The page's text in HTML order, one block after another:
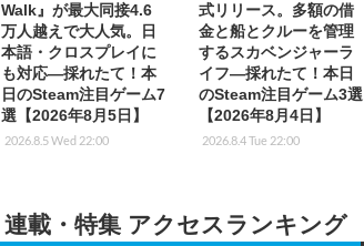
Walk』が最大同接4.6
万人越えで大人気。日
本語・クロスプレイに
も対応―採れたて！本
日のSteam注目ゲーム7
選【2026年8月5日】
2026.8.5 Wed 22:00
式リリース。多額の借
金と船とクルーを管理
するスカベンジャーラ
イフ―採れたて！本日
のSteam注目ゲーム3選
【2026年8月4日】
2026.8.4 Tue 22:00
連載・特集 アクセスランキング